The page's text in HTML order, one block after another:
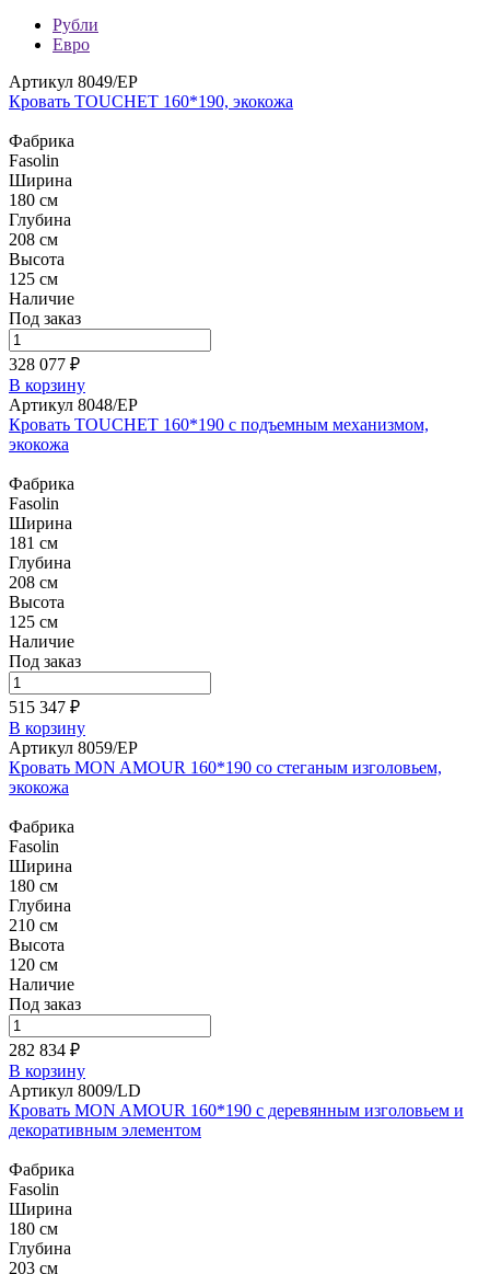
Рубли
Евро
Артикул 8049/EP
Кровать TOUCHET 160*190, экокожа
Фабрика
Fasolin
Ширина
180 см
Глубина
208 см
Высота
125 см
Наличие
Под заказ
328 077 ₽
В корзину
Артикул 8048/EP
Кровать TOUCHET 160*190 с подъемным механизмом,
экокожа
Фабрика
Fasolin
Ширина
181 см
Глубина
208 см
Высота
125 см
Наличие
Под заказ
515 347 ₽
В корзину
Артикул 8059/EP
Кровать MON AMOUR 160*190 со стеганым изголовьем,
экокожа
Фабрика
Fasolin
Ширина
180 см
Глубина
210 см
Высота
120 см
Наличие
Под заказ
282 834 ₽
В корзину
Артикул 8009/LD
Кровать MON AMOUR 160*190 с деревянным изголовьем и
декоративным элементом
Фабрика
Fasolin
Ширина
180 см
Глубина
203 см